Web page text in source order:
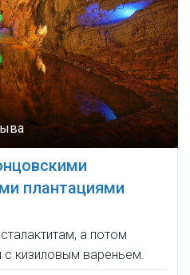
плантациями
а потом
с кизиловым вареньем.